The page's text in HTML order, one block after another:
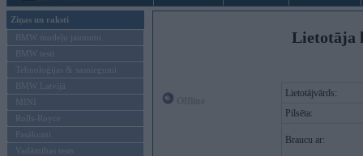
Ziņas un raksti
BMW modeļu jaunumi
BMW testi
Tehnoloģijas & sasniegumi
BMW Latvijā
MINI
Rolls-Royce
Pasākumi
Vadāmības tests
Lietotāja
Lietotājvārds:
Pilsēta:
Braucu ar: